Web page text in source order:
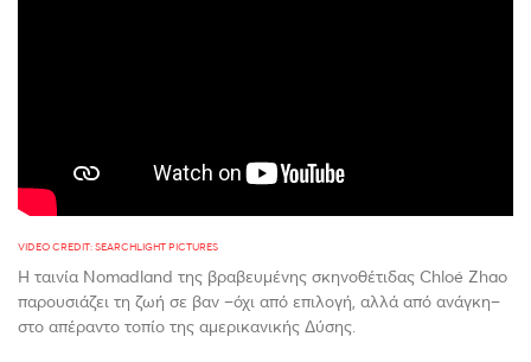
VIDEO CREDIT: SEARCHLIGHT PICTURES
Η ταινία Nomadland της βραβευμένης σκηνοθέτιδας Chloé Zhao
παρουσιάζει τη ζωή σε βαν –όχι από επιλογή, αλλά από ανάγκη–
στο απέραντο τοπίο της αμερικανικής Δύσης.